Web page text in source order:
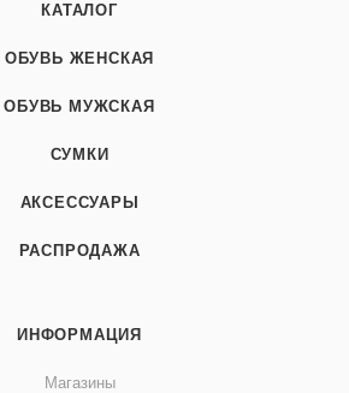
КАТАЛОГ
ОБУВЬ ЖЕНСКАЯ
ОБУВЬ МУЖСКАЯ
СУМКИ
АКСЕССУАРЫ
РАСПРОДАЖА
ИНФОРМАЦИЯ
Магазины